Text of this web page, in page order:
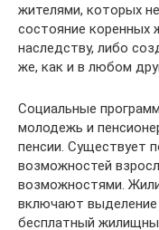
жителями, которых
состояние коренных
наследству, либо
же, как и в любом
Социальные
молодежь и
пенсии. Существует
возможностей
возможностями.
включают выделение
бесплатный